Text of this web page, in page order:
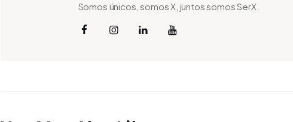
Somos únicos, somos X, juntos somos SerX.